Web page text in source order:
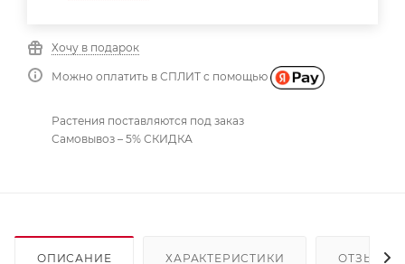
Хочу в подарок
Можно оплатить в СПЛИТ с помощью
Растения поставляются под заказ
Самовывоз – 5% СКИДКА
ОПИСАНИЕ ХАРАКТЕРИСТИКИ ОТЗЫВЫ